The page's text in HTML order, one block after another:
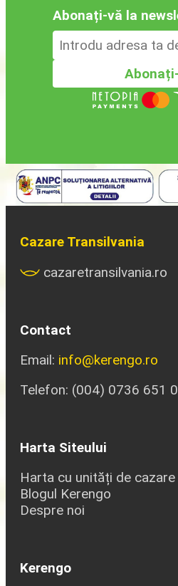
Abonați-vă la
Cazare Transilvania
cazaretransilvania.ro
Contact
Email: info@kerengo.ro
Telefon: (004) 0736 651
Harta Siteului
Harta cu unități de cazare
Blogul Kerengo
Despre noi
Kerengo